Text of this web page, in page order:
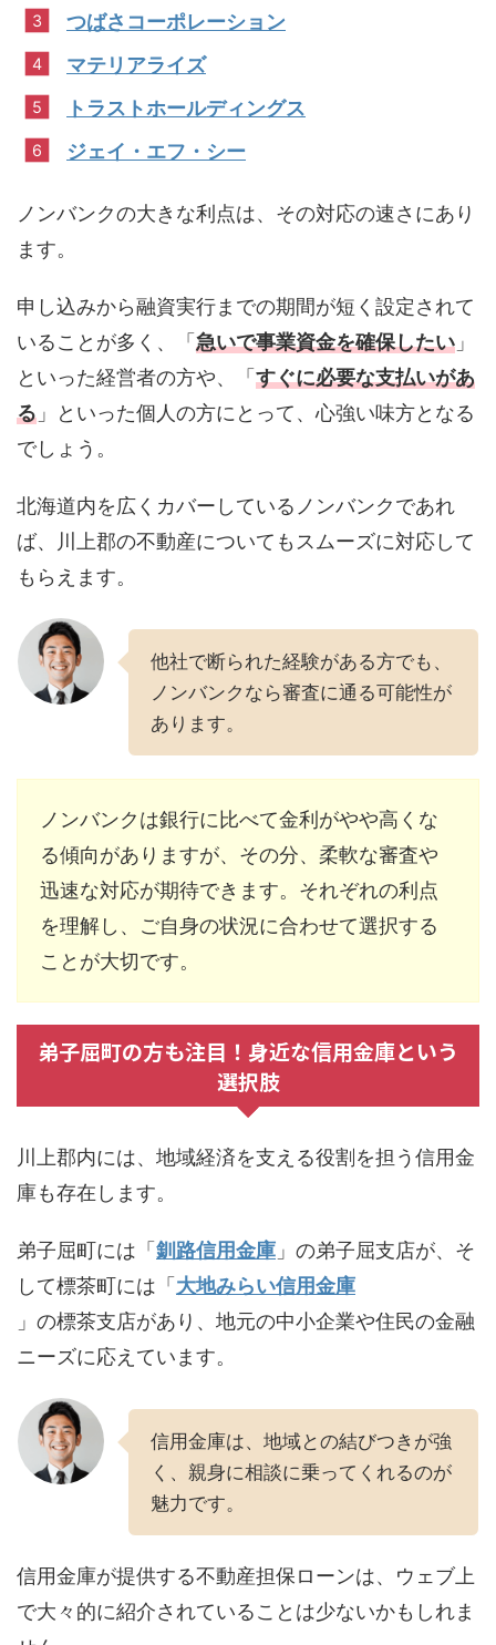
つばさコーポレーション
マテリアライズ
トラストホールディングス
ジェイ・エフ・シー
ノンバンクの大きな利点は、その対応の速さにあり
ます。
申し込みから融資実行までの期間が短く設定されて
いることが多く、「 急いで事業資金を確保したい 」
といった経営者の方や、「 すぐに必要な支払いがあ
る 」といった個人の方にとって、心強い味方となる
でしょう。
北海道内を広くカバーしているノンバンクであれ
ば、川上郡の不動産についてもスムーズに対応して
もらえます。
他社で断られた経験がある方でも、
ノンバンクなら審査に通る可能性が
あります。
ノンバンクは銀行に比べて金利がやや高くな
る傾向がありますが、その分、柔軟な審査や
迅速な対応が期待できます。それぞれの利点
を理解し、ご自身の状況に合わせて選択する
ことが大切です。
弟子屈町の方も注目！身近な信用金庫という
選択肢
川上郡内には、地域経済を支える役割を担う信用金
庫も存在します。
弟子屈町には「 釧路信用金庫 」の弟子屈支店が、そ
して標茶町には「 大地みらい信用金庫
」の標茶支店があり、地元の中小企業や住民の金融
ニーズに応えています。
信用金庫は、地域との結びつきが強
く、親身に相談に乗ってくれるのが
魅力です。
信用金庫が提供する不動産担保ローンは、ウェブ上
で大々的に紹介されていることは少ないかもしれま